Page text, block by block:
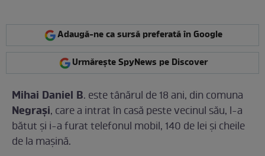
Adaugă-ne ca sursă preferată în Google
Urmărește SpyNews pe Discover
Mihai Daniel B. este tânărul de 18 ani, din comuna
Negraşi, care a intrat în casă peste vecinul său, l-a
bătut şi i-a furat telefonul mobil, 140 de lei şi cheile
de la maşină.